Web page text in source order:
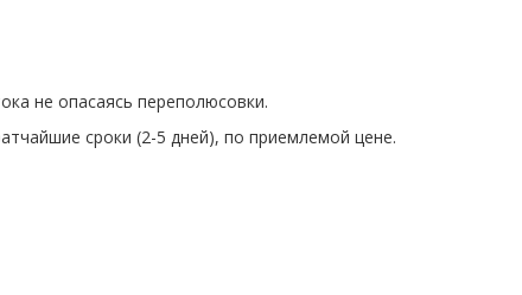
не опасаясь переполюсовки.
сроки (2-5 дней), по приемлемой цене.